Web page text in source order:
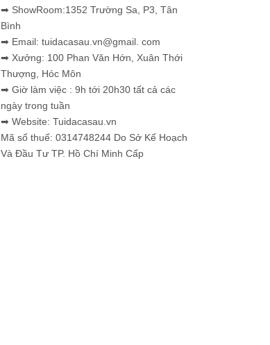
➡ ShowRoom:1352 Trường Sa, P3, Tân
Bình
➡ Email: tuidacasau.vn@gmail. com
➡ Xưởng: 100 Phan Văn Hớn, Xuân Thới
Thượng, Hóc Môn
➡ Giờ làm việc : 9h tới 20h30 tất cả các
ngày trong tuần
➡ Website: Tuidacasau.vn
Mã số thuế: 0314748244 Do Sở Kế Hoạch
Và Đầu Tư TP. Hồ Chí Minh Cấp